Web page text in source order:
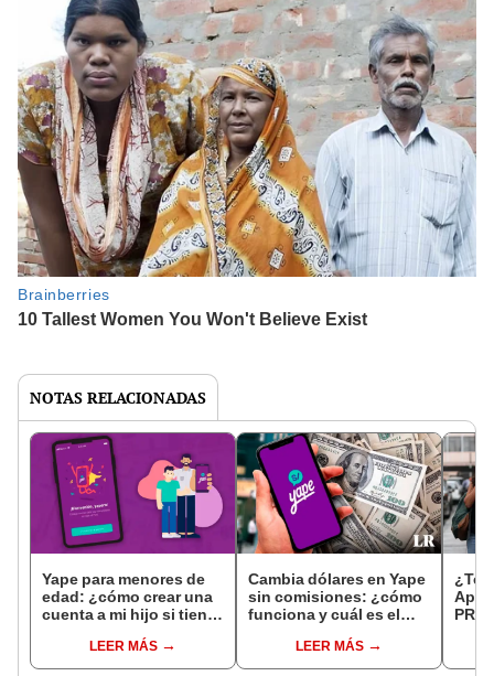
NOTAS RELACIONADAS
Yape para menores de
edad: ¿cómo crear una
cuenta a mi hijo si tiene
LEER MÁS
Cambia dólares en Yape
sin comisiones: ¿cómo
funciona y cuál es el
LEER MÁS
¿Te